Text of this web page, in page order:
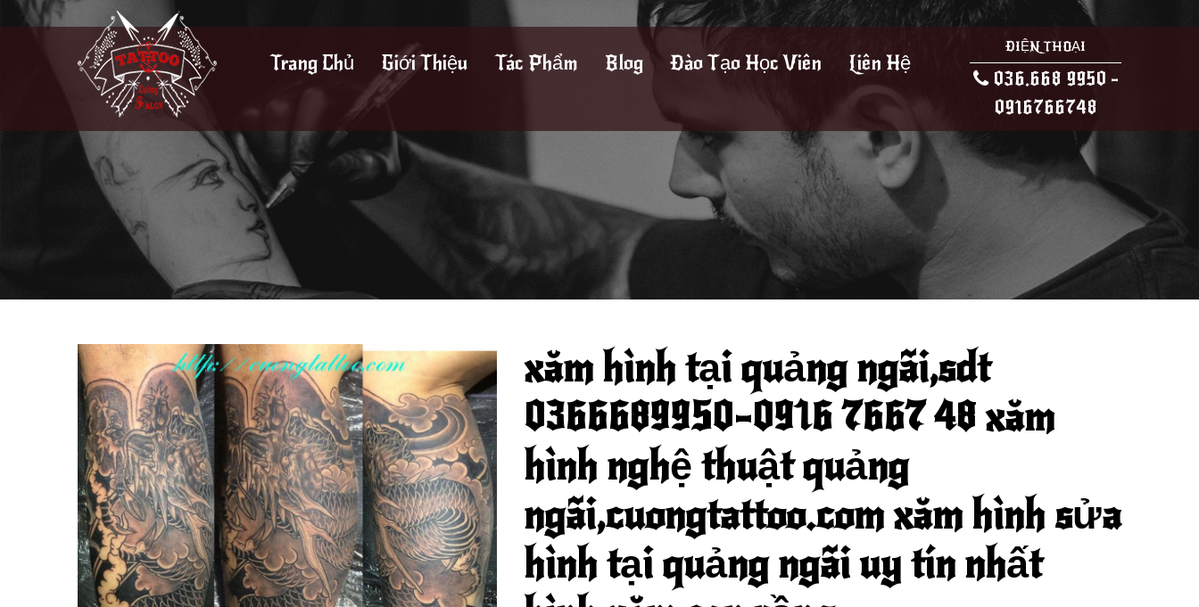
ĐIỆN THOẠI
036.668 9950 -
0916766748
Trang Chủ Giới Thiệu Tác Phẩm Blog Đào Tạo Học Viên Liên Hệ
xăm hình tại quảng ngãi,sdt
0366689950-0916 7667 48 xăm
hình nghệ thuật quảng
ngãi,cuongtattoo.com xăm hình sửa
hình tại quảng ngãi uy tín nhất